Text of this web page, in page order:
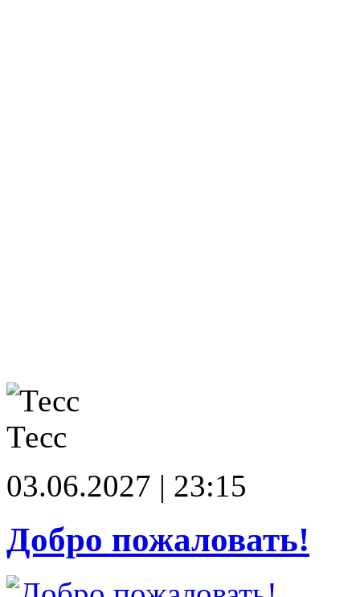
Тесс
03.06.2027 | 23:15
Добро пожаловать!